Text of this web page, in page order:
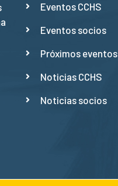
Eventos CCHS
Eventos socios
Próximos eventos
Noticias CCHS
Noticias socios